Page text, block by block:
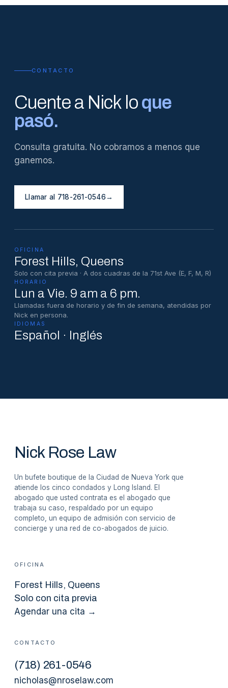
CONTACTO
Cuente a Nick lo que
pasó.
Consulta gratuita. No cobramos a menos que
ganemos.
Llamar al 718-261-0546→
OFICINA
Forest Hills, Queens
Solo con cita previa · A dos cuadras de la 71st Ave (E, F, M, R)
HORARIO
Lun a Vie. 9 am a 6 pm.
Llamadas fuera de horario y de fin de semana, atendidas por
Nick en persona.
IDIOMAS
Español · Inglés
Nick Rose Law
Un bufete boutique de la Ciudad de Nueva York que
atiende los cinco condados y Long Island. El
abogado que usted contrata es el abogado que
trabaja su caso, respaldado por un equipo
completo, un equipo de admisión con servicio de
concierge y una red de co-abogados de juicio.
OFICINA
Forest Hills, Queens
Solo con cita previa
Agendar una cita →
CONTACTO
(718) 261-0546
nicholas@nroselaw.com